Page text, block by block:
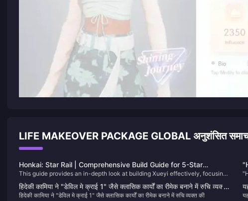
LIFE MAKEOVER PACKAGE GLOBAL अनुशंसित
Honkai: Star Rail | Comprehensive Build Guide for 5-Star
Character Xueyi
This guide provides an in-depth look at building Xueyi effectively, focusing
on her Break Effect capabilities and Quantum damage potential.​
हिदेकी कामिया ने "डेविल मे क्राई 1" जैसे क्लासिक कार्यों का रीमेक बनाने में रुचि व्यक्त
की
हिदेकी कामिया ने "डेविल मे क्राई 1" जैसे क्लासिक कार्यों का रीमेक बनाने में रुचि व्यक्त की